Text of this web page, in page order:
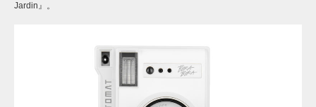
Jardin』。